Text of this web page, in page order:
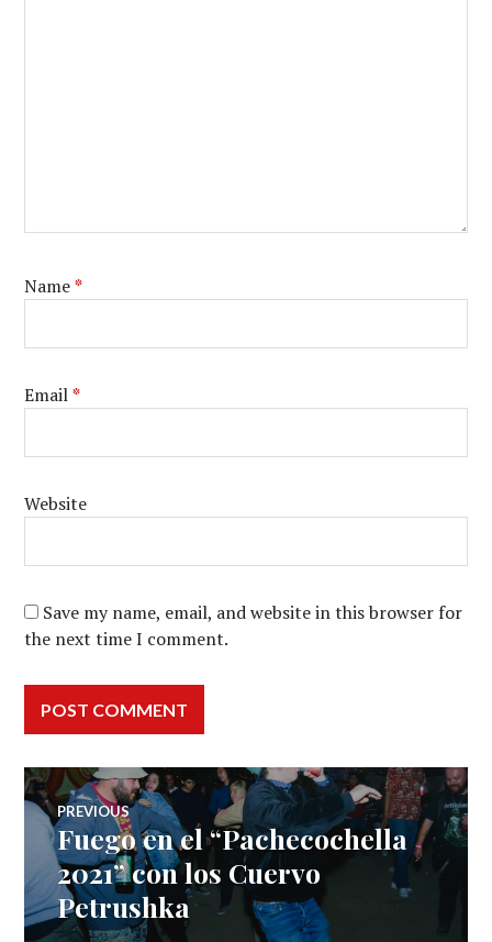
Name*
Email*
Website
Save my name, email, and website in this browser for
the next time I comment.
Post
navigation
PREVIOUS
Previous
post:
Fuego en el “Pachecochella
2021” con los Cuervo
Petrushka